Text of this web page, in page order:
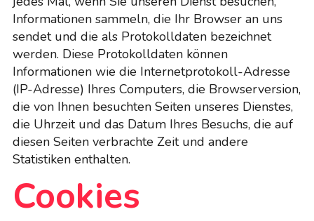
Informationen sammeln, die Ihr Browser an uns
sendet und die als Protokolldaten bezeichnet
werden. Diese Protokolldaten können
Informationen wie die Internetprotokoll-Adresse
(IP-Adresse) Ihres Computers, die Browserversion,
die von Ihnen besuchten Seiten unseres Dienstes,
die Uhrzeit und das Datum Ihres Besuchs, die auf
diesen Seiten verbrachte Zeit und andere
Statistiken enthalten.
Cookies